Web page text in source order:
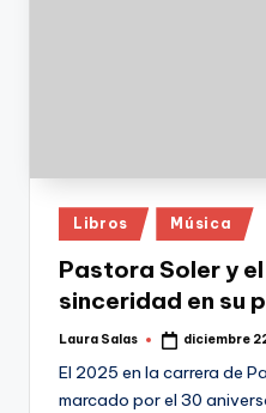
Publicado
en
Libros Música
Pastora Soler y
sinceridad en su
Publicado
Laura Salas diciembre
El 2025 en la carrera de
marcado por el 30